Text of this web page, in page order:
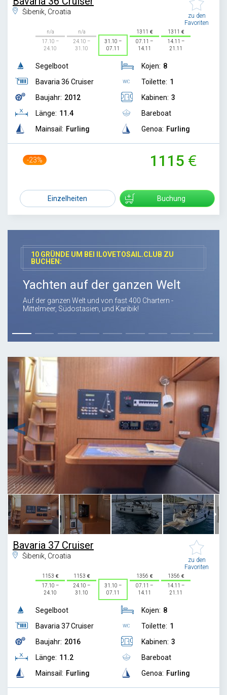
Šibenik, Croatia
zu den
Favoriten
n/a
17.10 –
24.10
n/a
24.10 –
31.10
31.10 –
07.11
1311
07.11 –
14.11
1311
14.11 –
21.11
Segelboot
Bavaria 36 Cruiser
Baujahr: 2012
Länge: 11.4
Mainsail: Furling
Kojen: 8
Toilette: 1
Kabinen: 3
Bareboat
Genoa: Furling
-23% 1115
Einzelheiten Buchung
10 GRÜNDE UM BEI ILOVETOSAIL.CLUB ZU
BUCHEN:
Yachten auf der ganzen Welt
Auf der ganzen Welt und von fast 400 Chartern -
Mittelmeer, Südostasien, und Karibik!
1/7
Bavaria 37 Cruiser
Šibenik, Croatia
zu den
Favoriten
1153
17.10 –
24.10
1153
24.10 –
31.10
31.10 –
07.11
1356
07.11 –
14.11
1356
14.11 –
21.11
Segelboot
Bavaria 37 Cruiser
Baujahr: 2016
Länge: 11.2
Mainsail: Furling
Kojen: 8
Toilette: 1
Kabinen: 3
Bareboat
Genoa: Furling